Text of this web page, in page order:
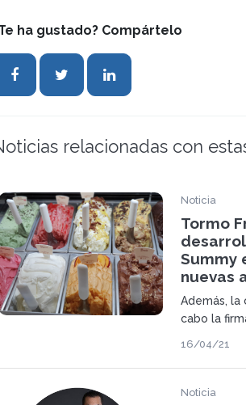
ha gustado? Compártelo
relacionadas con
Noticia
Tormo
Summy
nuevas
Además, la
cabo la
una
16/04/21
Noticia